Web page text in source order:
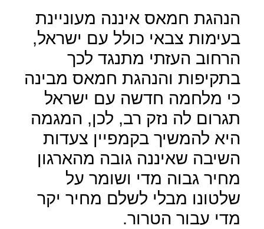
הנהגת חמאס איננה מעוניינת
בעימות צבאי כולל עם ישראל,
הרחוב העזתי מתנגד לכך
בתקיפות והנהגת חמאס מבינה
כי מלחמה חדשה עם ישראל
תגרום לה נזק רב, לכן, המגמה
היא להמשיך בקמפיין צעדות
השיבה שאיננה גובה מהארגון
מחיר גבוה מדי ושומר על
שלטונו מבלי לשלם מחיר יקר
מדי עבור הטרור.